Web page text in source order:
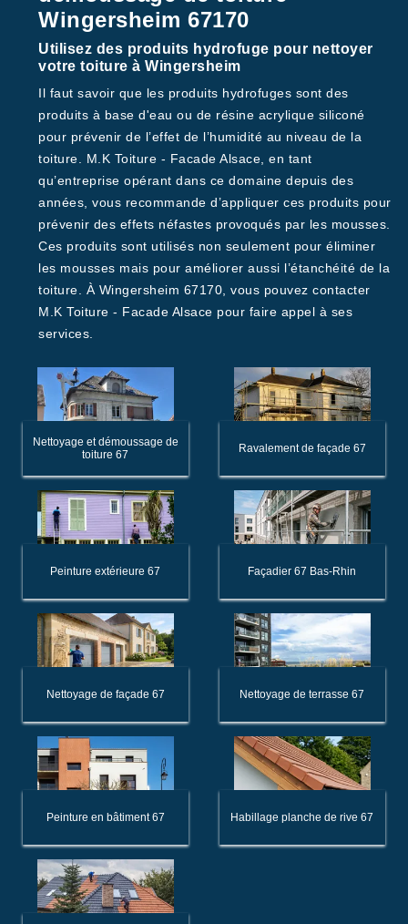
Wingersheim 67170
Utilisez des produits hydrofuge pour nettoyer
votre toiture à Wingersheim
Il faut savoir que les produits hydrofuges sont des
produits à base d'eau ou de résine acrylique siliconé
pour prévenir de l’effet de l’humidité au niveau de la
toiture. M.K Toiture - Facade Alsace, en tant
qu’entreprise opérant dans ce domaine depuis des
années, vous recommande d’appliquer ces produits pour
prévenir des effets néfastes provoqués par les mousses.
Ces produits sont utilisés non seulement pour éliminer
les mousses mais pour améliorer aussi l’étanchéité de la
toiture. À Wingersheim 67170, vous pouvez contacter
M.K Toiture - Facade Alsace pour faire appel à ses
services.
Nettoyage et démoussage de
toiture 67
Ravalement de façade 67
Peinture extérieure 67 Façadier 67 Bas-Rhin
Nettoyage de façade 67 Nettoyage de terrasse 67
Peinture en bâtiment 67 Habillage planche de rive 67